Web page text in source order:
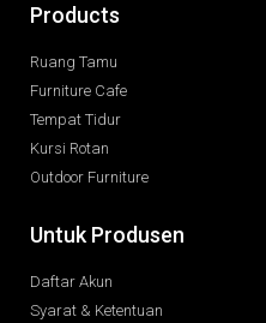
Products
Ruang Tamu
Furniture Cafe
Tempat Tidur
Kursi Rotan
Outdoor Furniture
Untuk Produsen
Daftar Akun
Syarat & Ketentuan